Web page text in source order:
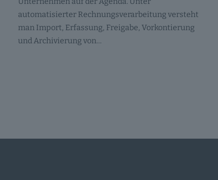
automatisierter Rechnungsverarbeitung versteht
man Import, Erfassung, Freigabe, Vorkontierung
und Archivierung von…